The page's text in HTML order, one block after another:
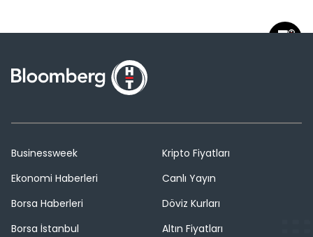
Businessweek
Ekonomi Haberleri
Borsa Haberleri
Borsa İstanbul
Kripto Fiyatları
Canlı Yayın
Döviz Kurları
Altın Fiyatları